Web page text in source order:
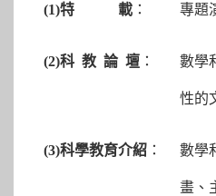
(1)特 載 ： 專題
(2)科 教 論 壇 ： 數學
性的
(3)科學教育介紹 ： 數學
畫、